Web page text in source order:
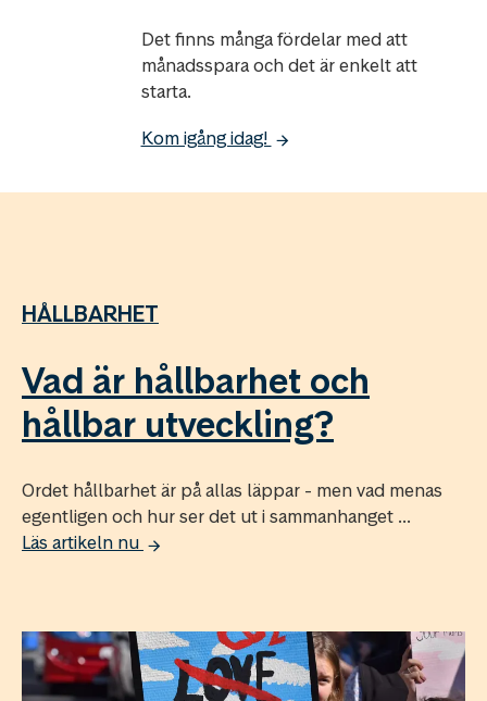
Det finns många fördelar med att
månadsspara och det är enkelt att
starta.
Kom igång idag!
HÅLLBARHET
Vad är hållbarhet och
hållbar utveckling?
Ordet hållbarhet är på allas läppar - men vad menas
egentligen och hur ser det ut i sammanhanget ...
Läs artikeln nu